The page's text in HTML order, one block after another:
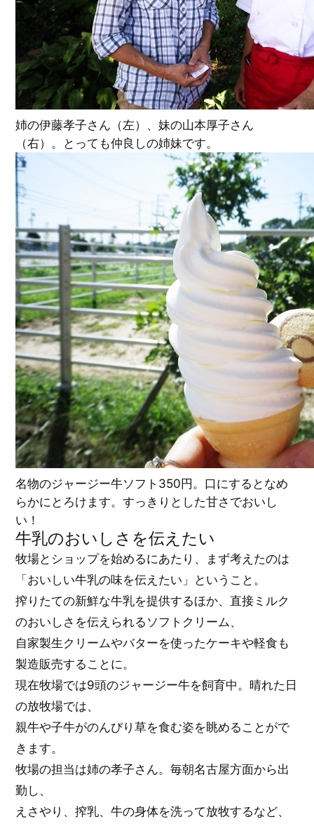
姉の伊藤孝子さん（左）、妹の山本厚子さん
（右）。とっても仲良しの姉妹です。
名物のジャージー牛ソフト350円。口にするとなめ
らかにとろけます。すっきりとした甘さでおいし
い！
牛乳のおいしさを伝えたい
牧場とショップを始めるにあたり、まず考えたのは
「おいしい牛乳の味を伝えたい」ということ。
搾りたての新鮮な牛乳を提供するほか、直接ミルク
のおいしさを伝えられるソフトクリーム、
自家製生クリームやバターを使ったケーキや軽食も
製造販売することに。
現在牧場では9頭のジャージー牛を飼育中。晴れた日
の放牧場では、
親牛や子牛がのんびり草を食む姿を眺めることがで
きます。
牧場の担当は姉の孝子さん。毎朝名古屋方面から出
勤し、
えさやり、搾乳、牛の身体を洗って放牧するなど、